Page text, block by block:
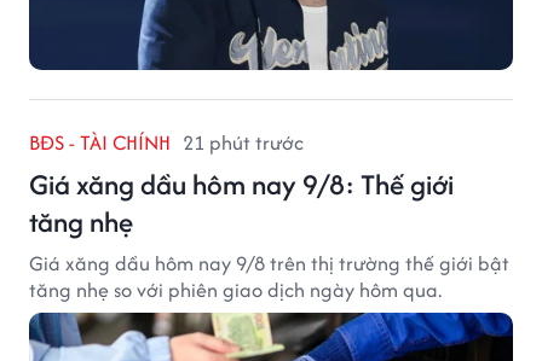
BĐS - TÀI CHÍNH 21 phút trước
Giá xăng dầu hôm nay 9/8: Thế giới
tăng nhẹ
Giá xăng dầu hôm nay 9/8 trên thị trường thế giới bật
tăng nhẹ so với phiên giao dịch ngày hôm qua.